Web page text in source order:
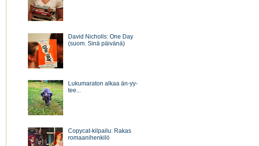
David Nicholls: One Day
(suom. Sinä päivänä)
Lukumaraton alkaa än-yy-
tee...
Copycat-kilpailu: Rakas
romaanihenkilö